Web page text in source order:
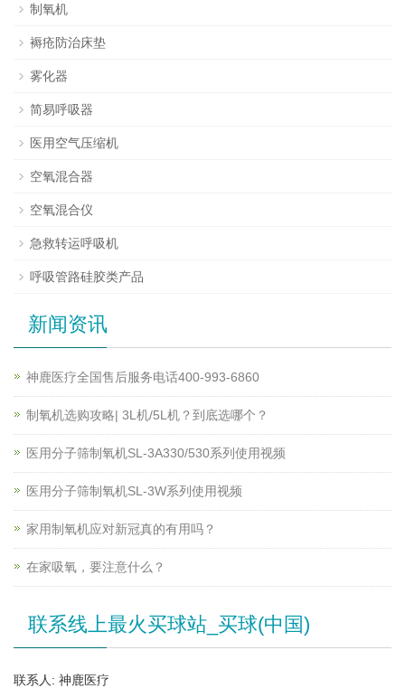
制氧机
褥疮防治床垫
雾化器
简易呼吸器
医用空气压缩机
空氧混合器
空氧混合仪
急救转运呼吸机
呼吸管路硅胶类产品
新闻资讯
神鹿医疗全国售后服务电话400-993-6860
制氧机选购攻略| 3L机/5L机？到底选哪个？
医用分子筛制氧机SL-3A330/530系列使用视频
医用分子筛制氧机SL-3W系列使用视频
家用制氧机应对新冠真的有用吗？
在家吸氧，要注意什么？
联系线上最火买球站_买球(中国)
联系人: 神鹿医疗